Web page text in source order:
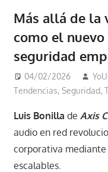
Más allá de la
como el
seguridad
04/02/2026
Tendencias, Seguridad,
Luis Bonilla de Axis
audio en red
corporativa mediante
escalables.